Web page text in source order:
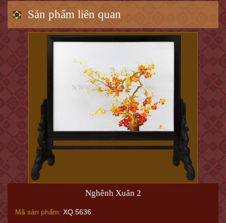
Sản phẩm liên quan
Nghênh Xuân 2
Mã sản phẩm: XQ.5636